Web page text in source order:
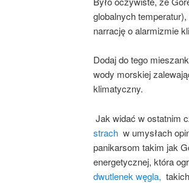
globalnych
narrację o alarmizmie
Dodaj do tego
wody morskiej
klimatyczny.
Jak widać w ostatnim
strach w umysłach
panikarsom takim jak
energetycznej, która
dwutlenek węgla,